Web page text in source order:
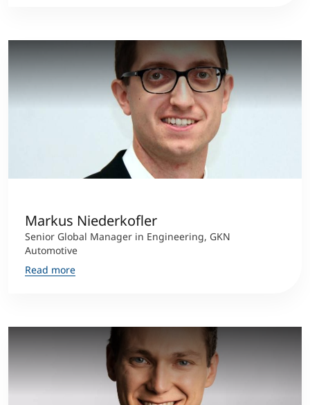
Markus Niederkofler
Senior Global Manager in Engineering, GKN
Automotive
Read more